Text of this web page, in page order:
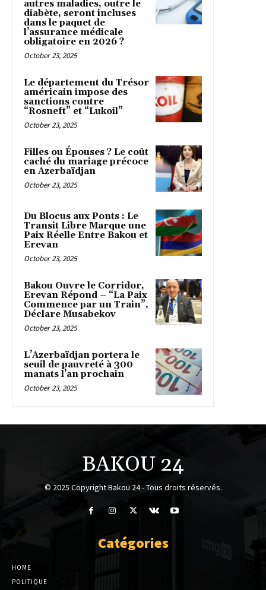
autres maladies, outre le
diabète, seront incluses
dans le paquet de
l’assurance médicale
obligatoire en 2026 ?
October 23, 2025
Le département du Trésor
américain impose des
sanctions contre
“Rosneft” et “Lukoil”
October 23, 2025
Filles ou Épouses ? Le coût
caché du mariage précoce
en Azerbaïdjan
October 23, 2025
Du Blocus aux Ponts : Le
Transit Libre Marque une
Paix Réelle Entre Bakou et
Erevan
October 23, 2025
Bakou Ouvre le Corridor,
Erevan Répond – “La Paix
Commence par un Train”,
Déclare Musabekov
October 23, 2025
L’Azerbaïdjan portera le
seuil de pauvreté à 300
manats l’an prochain
October 23, 2025
BAKOU 24
© 2025 Copyright Bakou 24 - Tous droits réservés.
Catégories
HOME
POLITIQUE